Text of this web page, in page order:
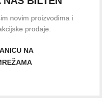
novim proizvodima i
prodaje.
NA